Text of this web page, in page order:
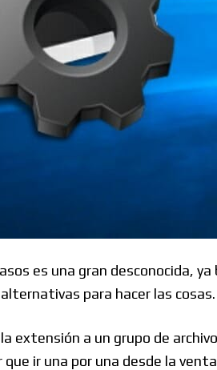
es una gran desconocida,
para hacer las cosas.
extensión a un grupo de
ir una por una desde la